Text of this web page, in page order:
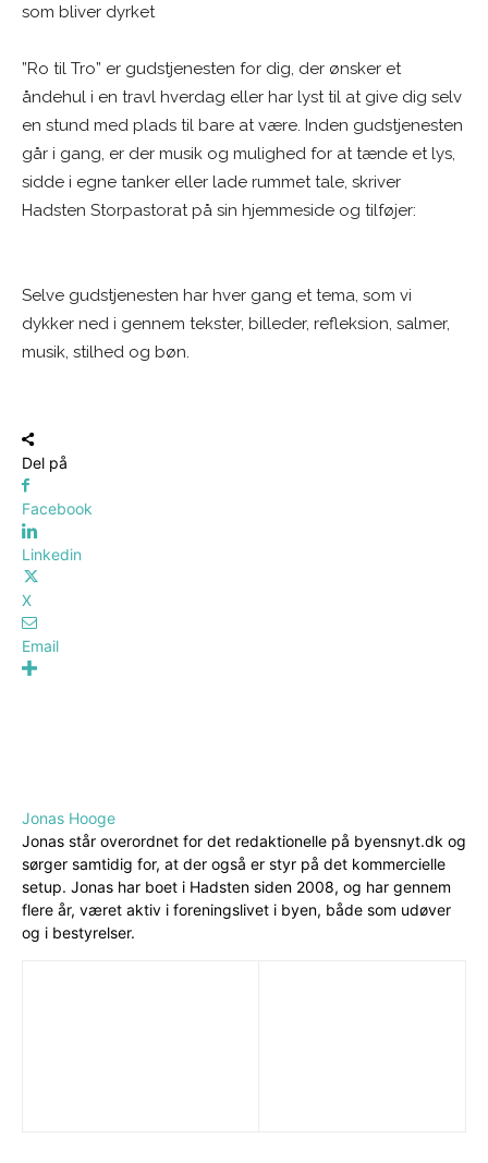
som bliver dyrket
”Ro til Tro” er gudstjenesten for dig, der ønsker et
åndehul i en travl hverdag eller har lyst til at give dig selv
en stund med plads til bare at være. Inden gudstjenesten
går i gang, er der musik og mulighed for at tænde et lys,
sidde i egne tanker eller lade rummet tale, skriver
Hadsten Storpastorat på sin hjemmeside og tilføjer:
Selve gudstjenesten har hver gang et tema, som vi
dykker ned i gennem tekster, billeder, refleksion, salmer,
musik, stilhed og bøn.
Del på
Facebook
Linkedin
X
Email
Jonas Hooge
Jonas står overordnet for det redaktionelle på byensnyt.dk og
sørger samtidig for, at der også er styr på det kommercielle
setup. Jonas har boet i Hadsten siden 2008, og har gennem
flere år, været aktiv i foreningslivet i byen, både som udøver
og i bestyrelser.